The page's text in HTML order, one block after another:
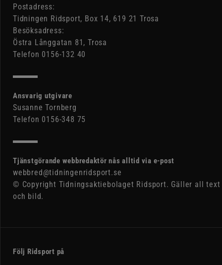
Postadress:
Tidningen Ridsport, Box 14, 619 21 Trosa
Besöksadress:
Östra Långgatan 81, Trosa
Telefon 0156-132 40
Ansvarig utgivare
Susanne Tornberg
Telefon 0156-348 75
Tjänstgörande webbredaktör nås alltid via e-post
webbred@tidningenridsport.se
© Copyright Tidningsaktiebolaget Ridsport. Gäller all text
och bild.
Följ Ridsport på